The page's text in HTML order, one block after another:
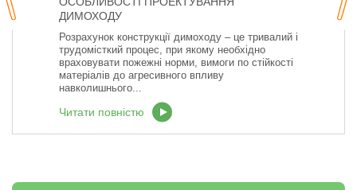
ДИМОХОДУ
Розрахунок конструкції димоходу – це тривалий і
трудомісткий процес, при якому необхідно
враховувати пожежні норми, вимоги по стійкості
матеріалів до агресивного впливу
навколишнього...
Читати повністю